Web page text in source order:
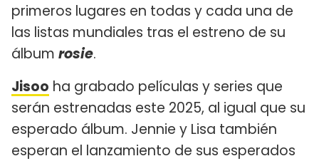
primeros lugares en todas y cada una de
las listas mundiales tras el estreno de su
álbum rosie.
Jisoo ha grabado películas y series que
serán estrenadas este 2025, al igual que su
esperado álbum. Jennie y Lisa también
esperan el lanzamiento de sus esperados